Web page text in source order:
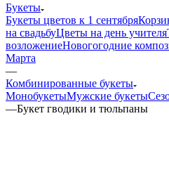
Букеты
Букеты цветов к 1 сентября
на свадьбуЦветы на день учителя
возложениеНовогогодние
Марта
—
Комбинированные букеты
МонобукетыМужские букеты
—Букет гводики и тюльпаны